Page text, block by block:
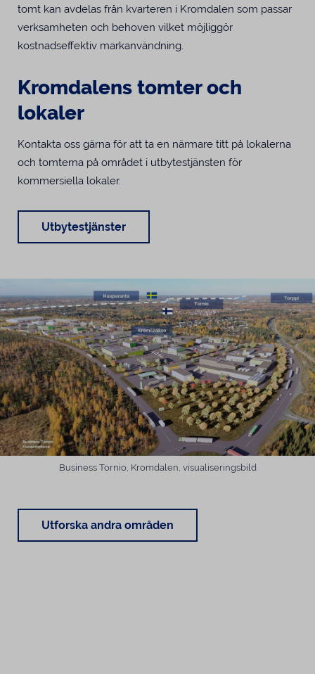
tomt kan avdelas från kvarteren i Kromdalen som passar
verksamheten och behoven vilket möjliggör
kostnadseffektiv markanvändning.
Kromdalens tomter och
lokaler
Kontakta oss gärna för att ta en närmare titt på lokalerna
och tomterna på området i utbytestjänsten för
kommersiella lokaler.
Utbytestjänster
Business Tornio, Kromdalen, visualiseringsbild
Utforska andra områden